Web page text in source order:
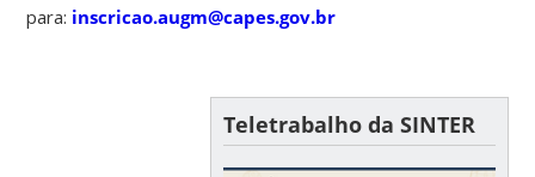
para: inscricao.augm@capes.gov.br
Teletrabalho da SINTER